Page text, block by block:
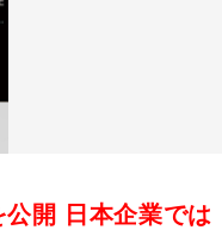
開 日本企業では